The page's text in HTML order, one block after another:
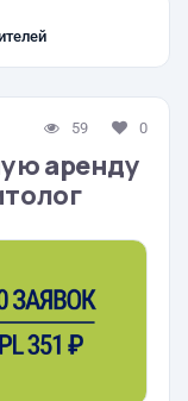
59 0
аренду